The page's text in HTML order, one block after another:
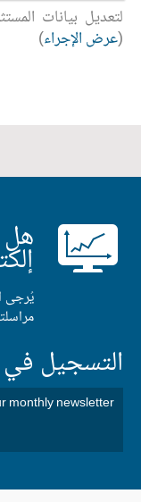
لتعديل بيانات
(عرض الإجراء)
هل
يُرجى
التسجيل في